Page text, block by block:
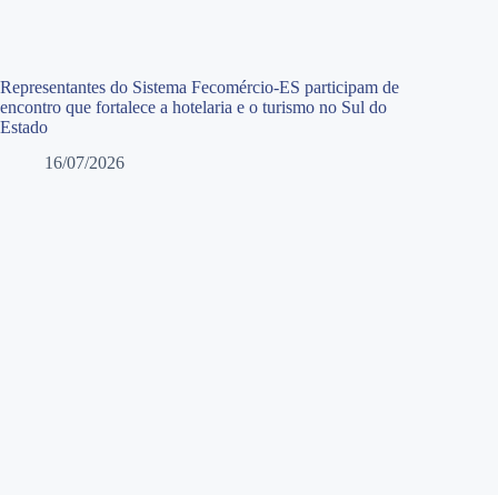
Representantes do Sistema Fecomércio-ES participam de
encontro que fortalece a hotelaria e o turismo no Sul do
Estado
16/07/2026